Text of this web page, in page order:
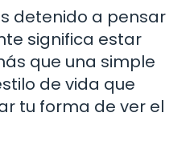
detenido a pensar
significa estar
que una simple
de vida que
tu forma de ver el